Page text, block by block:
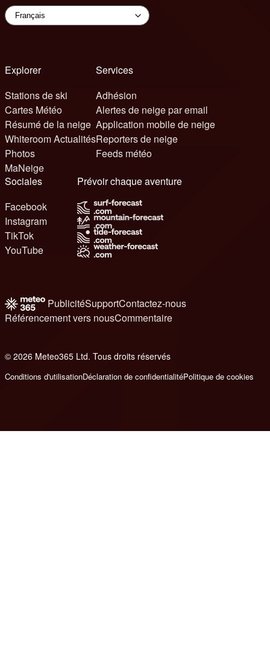
Explorer
Stations de ski
Cartes Météo
Résumé de la neige
Whiteroom Actualités
Photos
MaNeige
Services
Adhésion
Alertes de neige par email
Application mobile de neige
Reporters de neige
Feeds météo
Sociales
Facebook
Instagram
TikTok
YouTube
Prévoir chaque aventure
PublicitéSupportContactez-nous
Référencement vers nousCommentaire
© 2026 Meteo365 Ltd. Tous droits réservés
Conditions d'utilisationDéclaration de confidentialitéPolitique de cookies